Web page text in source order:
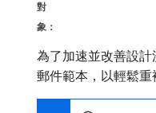
對
象：
為了加速並改善設
郵件範本，以輕鬆重